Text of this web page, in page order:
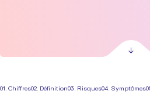
01. Chiffres02. Définition03. Risques04. Symptômes